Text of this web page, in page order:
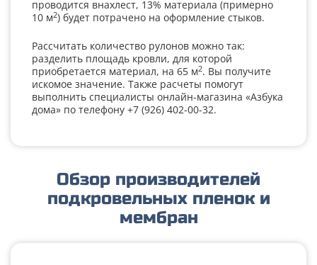
проводится внахлест, 13% материала (примерно
10 м2) будет потрачено на оформление стыков.
Рассчитать количество рулонов можно так:
разделить площадь кровли, для которой
приобретается материал, на 65 м2. Вы получите
искомое значение. Также расчеты помогут
выполнить специалисты онлайн-магазина «Азбука
дома» по телефону +7 (926) 402-00-32.
Обзор производителей
подкровельных пленок и
мембран